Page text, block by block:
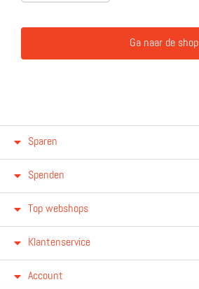
Ga naar de shop
Sparen
Spenden
Top webshops
Klantenservice
Account